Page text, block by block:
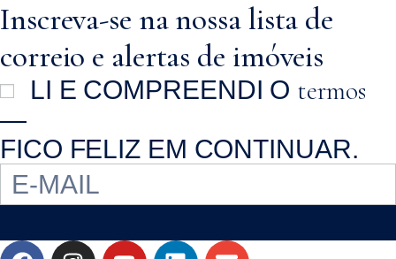
Inscreva-se na nossa lista de
correio e alertas de imóveis
LI E COMPREENDI O termos
—
FICO FELIZ EM CONTINUAR.